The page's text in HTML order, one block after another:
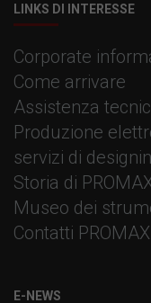
LINKS DI INTERESSE
Corporate
Come arrivare
Assistenza
Produzione
servizi di
Storia di
Museo dei
Contatti PROMAX
E-NEWS